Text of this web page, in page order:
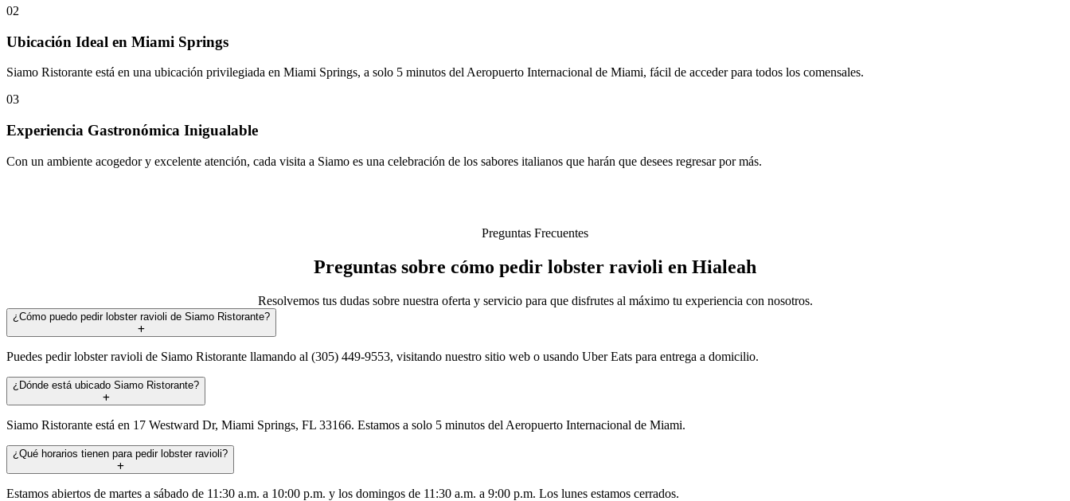
02
Ubicación Ideal en Miami Springs
Siamo Ristorante está en una ubicación privilegiada en Miami Springs, a solo 5 minutos del Aeropuerto Internacional de Miami, fácil de acceder para todos los comensales.
03
Experiencia Gastronómica Inigualable
Con un ambiente acogedor y excelente atención, cada visita a Siamo es una celebración de los sabores italianos que harán que desees regresar por más.
Preguntas Frecuentes
Preguntas sobre cómo pedir lobster ravioli en Hialeah
Resolvemos tus dudas sobre nuestra oferta y servicio para que disfrutes al máximo tu experiencia con nosotros.
¿Cómo puedo pedir lobster ravioli de Siamo Ristorante?
Puedes pedir lobster ravioli de Siamo Ristorante llamando al (305) 449-9553, visitando nuestro sitio web o usando Uber Eats para entrega a domicilio.
¿Dónde está ubicado Siamo Ristorante?
Siamo Ristorante está en 17 Westward Dr, Miami Springs, FL 33166. Estamos a solo 5 minutos del Aeropuerto Internacional de Miami.
¿Qué horarios tienen para pedir lobster ravioli?
Estamos abiertos de martes a sábado de 11:30 a.m. a 10:00 p.m. y los domingos de 11:30 a.m. a 9:00 p.m. Los lunes estamos cerrados.